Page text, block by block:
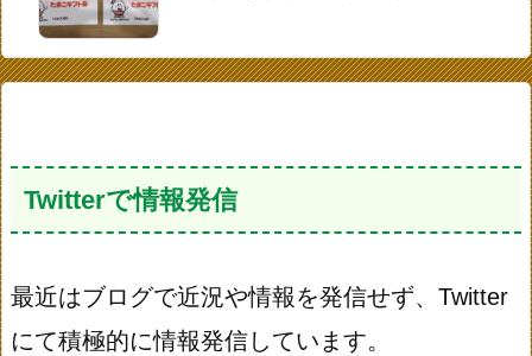
Twitterで情報発信
最近はブログで近況や情報を発信せず、Twitter
にて積極的に情報発信しています。